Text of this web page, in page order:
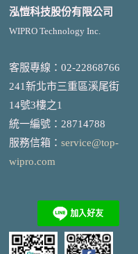
泓愷科技股份有限公司
WIPRO Technology Inc.
客服專線：02-22868766
241新北市三重區溪尾街
14號3樓之1
統一編號 ： 28714788
服務信箱： service@top-
wipro.com